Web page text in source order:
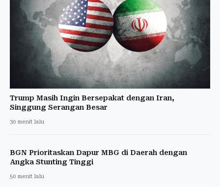
Trump Masih Ingin Bersepakat dengan Iran,
Singgung Serangan Besar
30 menit lalu
BGN Prioritaskan Dapur MBG di Daerah dengan
Angka Stunting Tinggi
50 menit lalu